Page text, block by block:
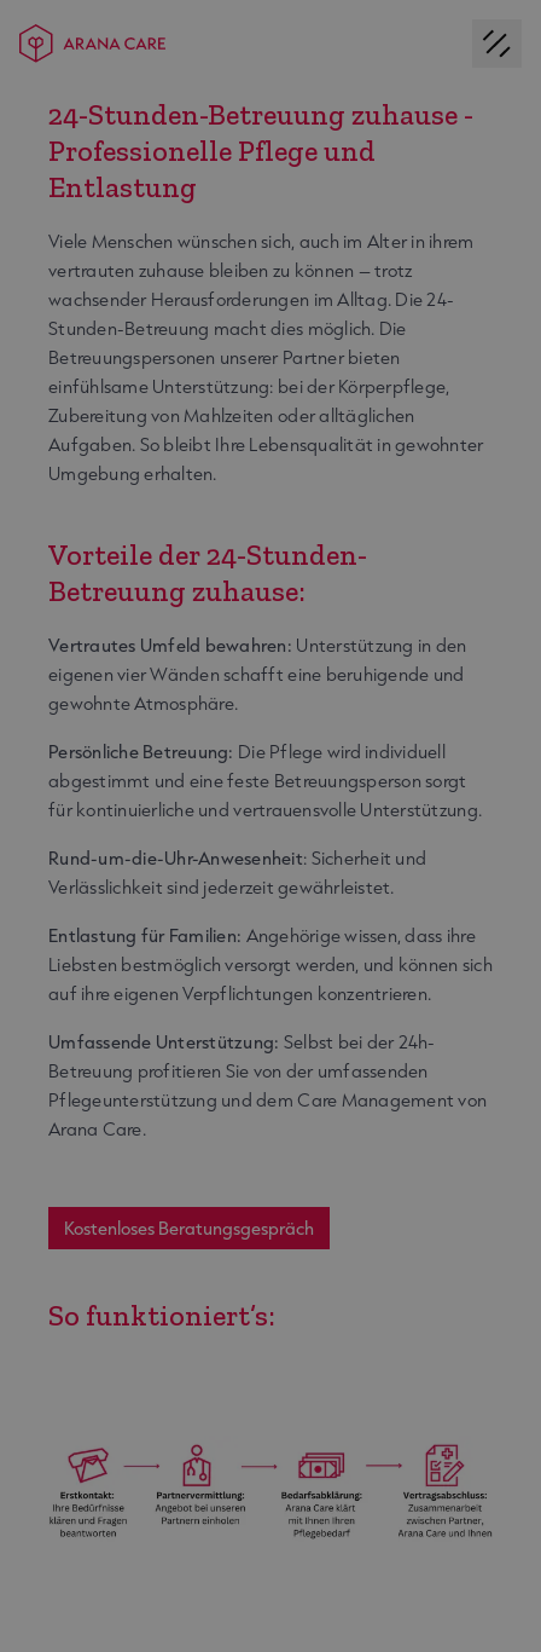
24-Stunden-Betreuung zuhause -
Professionelle Pflege und
Entlastung
Viele Menschen wünschen sich, auch im Alter in ihrem
vertrauten zuhause bleiben zu können – trotz
wachsender Herausforderungen im Alltag. Die 24-
Stunden-Betreuung macht dies möglich. Die
Betreuungspersonen unserer Partner bieten
einfühlsame Unterstützung: bei der Körperpflege,
Zubereitung von Mahlzeiten oder alltäglichen
Aufgaben. So bleibt Ihre Lebensqualität in gewohnter
Umgebung erhalten.
Vorteile der 24-Stunden-
Betreuung zuhause:
Vertrautes Umfeld bewahren: Unterstützung in den
eigenen vier Wänden schafft eine beruhigende und
gewohnte Atmosphäre.
Persönliche Betreuung: Die Pflege wird individuell
abgestimmt und eine feste Betreuungsperson sorgt
für kontinuierliche und vertrauensvolle Unterstützung.
Rund-um-die-Uhr-Anwesenheit: Sicherheit und
Verlässlichkeit sind jederzeit gewährleistet.
Entlastung für Familien: Angehörige wissen, dass ihre
Liebsten bestmöglich versorgt werden, und können sich
auf ihre eigenen Verpflichtungen konzentrieren.
Umfassende Unterstützung: Selbst bei der 24h-
Betreuung profitieren Sie von der umfassenden
Pflegeunterstützung und dem Care Management von
Arana Care.
Kostenloses Beratungsgespräch
So funktioniert’s: